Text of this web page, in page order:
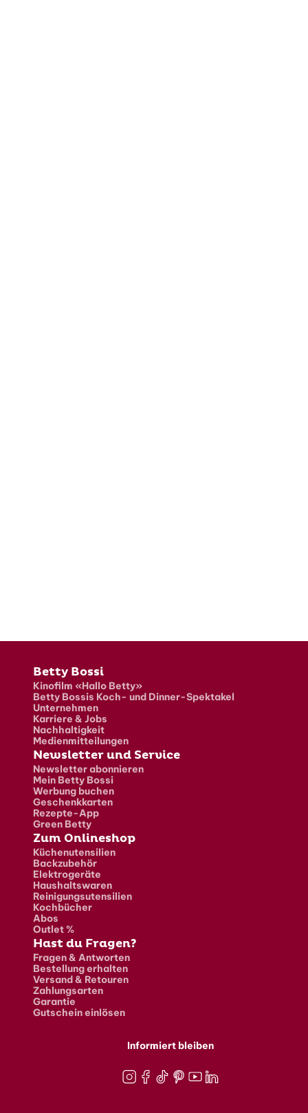
Fusszeile
Betty Bossi
Kinofilm «Hallo Betty»
Betty Bossis Koch- und Dinner-Spektakel
Unternehmen
Karriere & Jobs
Nachhaltigkeit
Medienmitteilungen
Newsletter und Service
Newsletter abonnieren
Mein Betty Bossi
Werbung buchen
Geschenkkarten
Rezepte-App
Green Betty
Zum Onlineshop
Küchenutensilien
Backzubehör
Elektrogeräte
Haushaltswaren
Reinigungsutensilien
Kochbücher
Abos
Outlet %
Hast du Fragen?
Fragen & Antworten
Bestellung erhalten
Versand & Retouren
Zahlungsarten
Garantie
Gutschein einlösen
Informiert bleiben